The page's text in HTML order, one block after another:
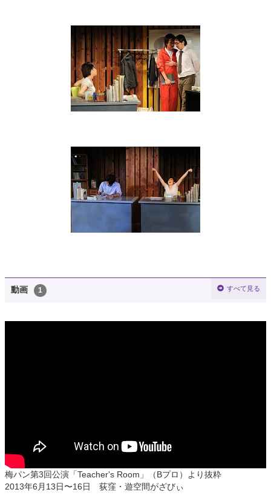
動画 1 すべて見る
梅パン第3回公演「Teacher's Room」（Bプロ）より抜粋
2013年6月13日〜16日 荻窪・遊空間がざびぃ